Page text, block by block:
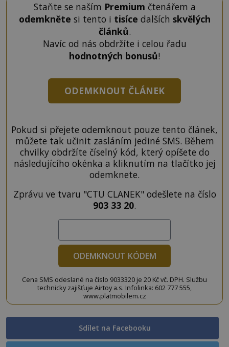
Staňte se naším Premium čtenářem a
odemkněte si tento i tisíce dalších skvělých
článků.
Navíc od nás obdržíte i celou řadu
hodnotných bonusů!
ODEMKNOUT ČLÁNEK
Pokud si přejete odemknout pouze tento článek,
můžete tak učinit zasláním jediné SMS. Během
chvilky obdržíte číselný kód, který opíšete do
následujícího okénka a kliknutím na tlačítko jej
odemknete.
Zprávu ve tvaru "CTU CLANEK" odešlete na číslo
903 33 20.
ODEMKNOUT KÓDEM
Cena SMS odeslané na číslo 9033320 je 20 Kč vč. DPH. Službu
technicky zajišťuje Airtoy a.s. Infolinka: 602 777 555,
www.platmobilem.cz
Sdílet na Facebooku